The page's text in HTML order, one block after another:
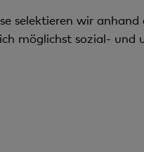
selektieren wir
möglichst sozial-